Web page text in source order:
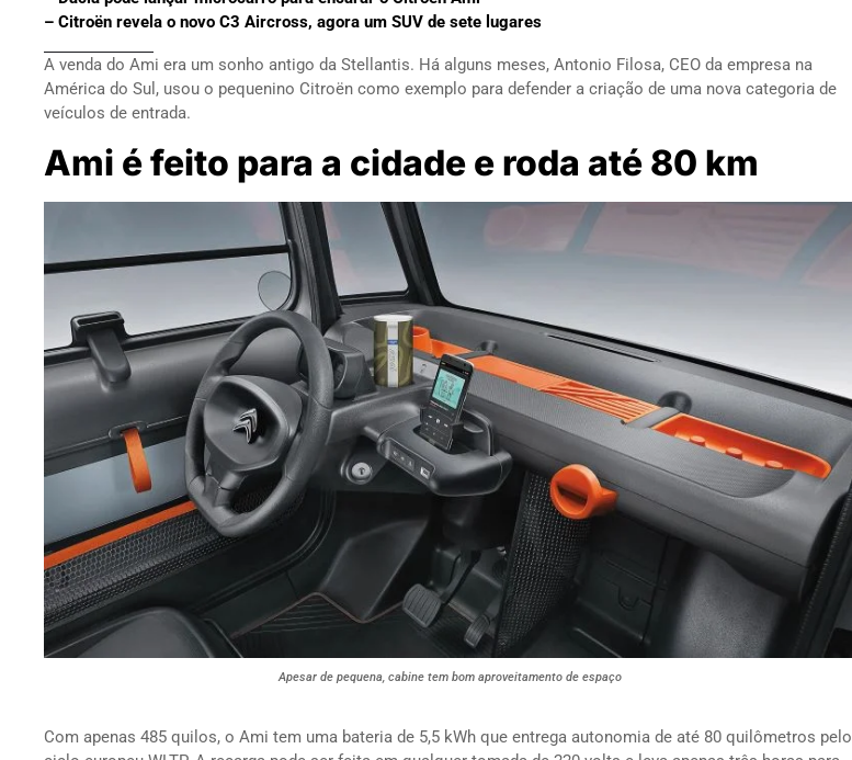
– Citroën revela o novo C3 Aircross, agora um SUV de sete lugares
A venda do Ami era um sonho antigo da Stellantis. Há alguns meses, Antonio Filosa, CEO da empresa na
América do Sul, usou o pequenino Citroën como exemplo para defender a criação de uma nova categoria de
veículos de entrada.
Ami é feito para a cidade e roda até 80 km
Apesar de pequena, cabine tem bom aproveitamento de espaço
Com apenas 485 quilos, o Ami tem uma bateria de 5,5 kWh que entrega autonomia de até 80 quilômetros pelo